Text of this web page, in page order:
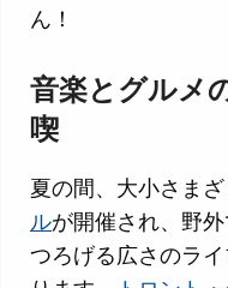
ん！
音楽とグルメ
喫
夏の間、大小さま
ルが開催され、野
つろげる広さのラ